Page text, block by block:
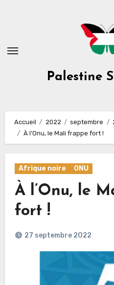
Palestine
Accueil 2022 septembre
À l’Onu, le Mali frappe fort !
Afrique noire ONU
À l’Onu, le
fort !
27 septembre 2022